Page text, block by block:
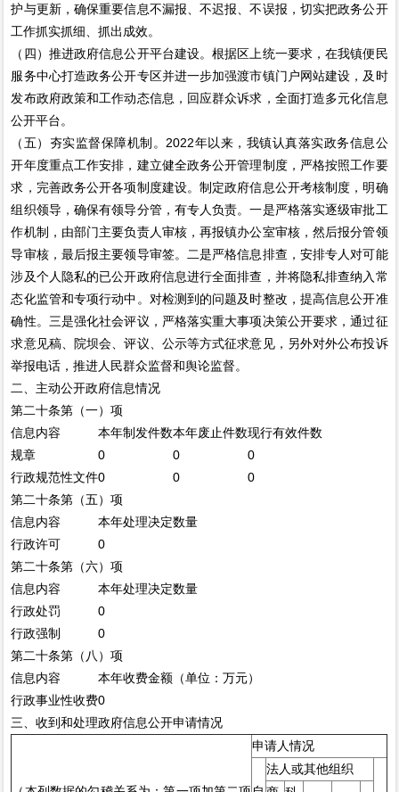
护与更新，确保重要信息不漏报、不迟报、不误报，切实把政务公开
工作抓实抓细、抓出成效。
（四）推进政府信息公开平台建设。根据区上统一要求，在我镇便民
服务中心打造政务公开专区并进一步加强渡市镇门户网站建设，及时
发布政府政策和工作动态信息，回应群众诉求，全面打造多元化信息
公开平台。
（五）夯实监督保障机制。2022年以来，我镇认真落实政务信息公
开年度重点工作安排，建立健全政务公开管理制度，严格按照工作要
求，完善政务公开各项制度建设。制定政府信息公开考核制度，明确
组织领导，确保有领导分管，有专人负责。一是严格落实逐级审批工
作机制，由部门主要负责人审核，再报镇办公室审核，然后报分管领
导审核，最后报主要领导审签。二是严格信息排查，安排专人对可能
涉及个人隐私的已公开政府信息进行全面排查，并将隐私排查纳入常
态化监管和专项行动中。对检测到的问题及时整改，提高信息公开准
确性。三是强化社会评议，严格落实重大事项决策公开要求，通过征
求意见稿、院坝会、评议、公示等方式征求意见，另外对外公布投诉
举报电话，推进人民群众监督和舆论监督。
二、主动公开政府信息情况
第二十条第（一）项
信息内容
本年制发件数本年废止件数现行有效件数
规章
0 0
0
行政规范性文件0 0
0
第二十条第（五）项
信息内容
本年处理决定数量
行政许可
0
第二十条第（六）项
信息内容
本年处理决定数量
行政处罚
0
行政强制
0
第二十条第（八）项
信息内容
本年收费金额（单位：万元）
行政事业性收费0
三、收到和处理政府信息公开申请情况
申请人情况
法人或其他组织